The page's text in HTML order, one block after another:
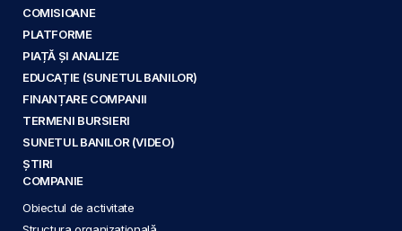
COMISIOANE
PLATFORME
PIAȚĂ ȘI ANALIZE
EDUCAȚIE (SUNETUL BANILOR)
FINANȚARE COMPANII
TERMENI BURSIERI
SUNETUL BANILOR (VIDEO)
ȘTIRI
COMPANIE
Obiectul de activitate